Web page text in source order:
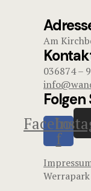
Am
036874 –
Folgen
f